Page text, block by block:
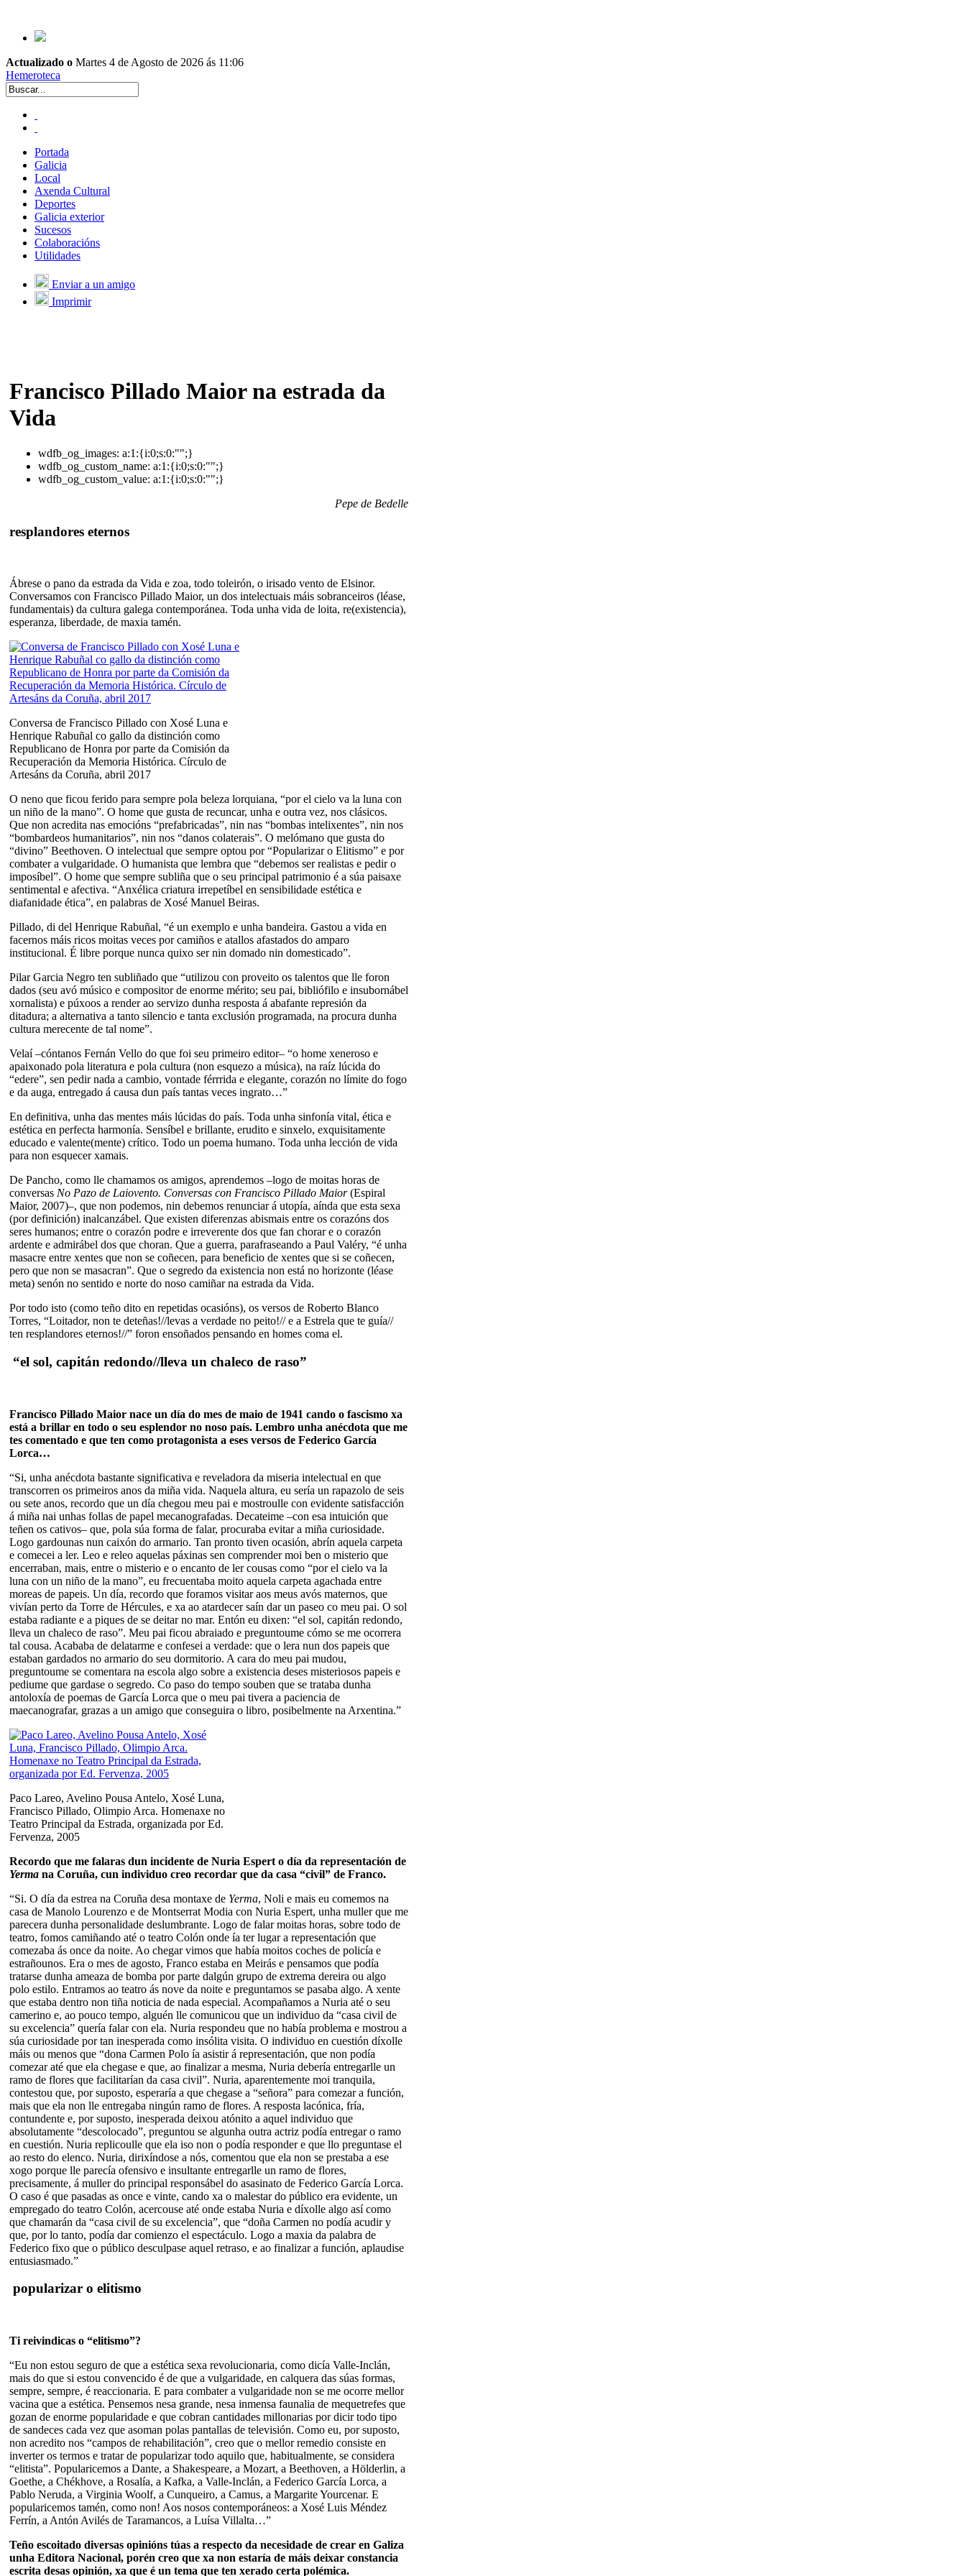
Actualizado o Martes 4 de Agosto de 2026 ás 11:06
Hemeroteca
Portada
Galicia
Local
Axenda Cultural
Deportes
Galicia exterior
Sucesos
Colaboracións
Utilidades
Enviar a un amigo
Imprimir
Francisco Pillado Maior na estrada da
Vida
wdfb_og_images: a:1:{i:0;s:0:"";}
wdfb_og_custom_name: a:1:{i:0;s:0:"";}
wdfb_og_custom_value: a:1:{i:0;s:0:"";}
Pepe de Bedelle
resplandores eternos
Ábrese o pano da estrada da Vida e zoa, todo toleirón, o irisado vento de Elsinor.
Conversamos con Francisco Pillado Maior, un dos intelectuais máis sobranceiros (léase,
fundamentais) da cultura galega contemporánea. Toda unha vida de loita, re(existencia),
esperanza, liberdade, de maxia tamén.
Conversa de Francisco Pillado con Xosé Luna e
Henrique Rabuñal co gallo da distinción como
Republicano de Honra por parte da Comisión da
Recuperación da Memoria Histórica. Círculo de
Artesáns da Coruña, abril 2017
O neno que ficou ferido para sempre pola beleza lorquiana, “por el cielo va la luna con
un niño de la mano”. O home que gusta de recuncar, unha e outra vez, nos clásicos.
Que non acredita nas emocións “prefabricadas”, nin nas “bombas intelixentes”, nin nos
“bombardeos humanitarios”, nin nos “danos colaterais”. O melómano que gusta do
“divino” Beethoven. O intelectual que sempre optou por “Popularizar o Elitismo” e por
combater a vulgaridade. O humanista que lembra que “debemos ser realistas e pedir o
imposíbel”. O home que sempre subliña que o seu principal patrimonio é a súa paisaxe
sentimental e afectiva. “Anxélica criatura irrepetíbel en sensibilidade estética e
diafanidade ética”, en palabras de Xosé Manuel Beiras.
Pillado, di del Henrique Rabuñal, “é un exemplo e unha bandeira. Gastou a vida en
facernos máis ricos moitas veces por camiños e atallos afastados do amparo
institucional. É libre porque nunca quixo ser nin domado nin domesticado”.
Pilar Garcia Negro ten subliñado que “utilizou con proveito os talentos que lle foron
dados (seu avó músico e compositor de enorme mérito; seu pai, bibliófilo e insubornábel
xornalista) e púxoos a render ao servizo dunha resposta á abafante represión da
ditadura; a alternativa a tanto silencio e tanta exclusión programada, na procura dunha
cultura merecente de tal nome”.
Velaí –cóntanos Fernán Vello do que foi seu primeiro editor– “o home xeneroso e
apaixonado pola literatura e pola cultura (non esquezo a música), na raíz lúcida do
“edere”, sen pedir nada a cambio, vontade férrrida e elegante, corazón no límite do fogo
e da auga, entregado á causa dun país tantas veces ingrato…”
En definitiva, unha das mentes máis lúcidas do país. Toda unha sinfonía vital, ética e
estética en perfecta harmonía. Sensíbel e brillante, erudito e sinxelo, exquisitamente
educado e valente(mente) crítico. Todo un poema humano. Toda unha lección de vida
para non esquecer xamais.
De Pancho, como lle chamamos os amigos, aprendemos –logo de moitas horas de
conversas No Pazo de Laiovento. Conversas con Francisco Pillado Maior(Espiral
Maior, 2007)–, que non podemos, nin debemos renunciar á utopía, aínda que esta sexa
(por definición) inalcanzábel. Que existen diferenzas abismais entre os corazóns dos
seres humanos; entre o corazón podre e irreverente dos que fan chorar e o corazón
ardente e admirábel dos que choran. Que a guerra, parafraseando a Paul Valéry, “é unha
masacre entre xentes que non se coñecen, para beneficio de xentes que si se coñecen,
pero que non se masacran”. Que o segredo da existencia non está no horizonte (léase
meta) senón no sentido e norte do noso camiñar na estrada da Vida.
Por todo isto (como teño dito en repetidas ocasións), os versos de Roberto Blanco
Torres, “Loitador, non te deteñas!//levas a verdade no peito!// e a Estrela que te guía//
ten resplandores eternos!//” foron ensoñados pensando en homes coma el.
“el sol, capitán redondo//lleva un chaleco de raso”
Francisco Pillado Maior nace un día do mes de maio de 1941 cando o fascismo xa
está a brillar en todo o seu esplendor no noso país. Lembro unha anécdota que me
tes comentado e que ten como protagonista a eses versos de Federico García
Lorca…
“Si, unha anécdota bastante significativa e reveladora da miseria intelectual en que
transcorren os primeiros anos da miña vida. Naquela altura, eu sería un rapazolo de seis
ou sete anos, recordo que un día chegou meu pai e mostroulle con evidente satisfacción
á miña nai unhas follas de papel mecanografadas. Decateime –con esa intuición que
teñen os cativos– que, pola súa forma de falar, procuraba evitar a miña curiosidade.
Logo gardounas nun caixón do armario. Tan pronto tiven ocasión, abrín aquela carpeta
e comecei a ler. Leo e releo aquelas páxinas sen comprender moi ben o misterio que
encerraban, mais, entre o misterio e o encanto de ler cousas como “por el cielo va la
luna con un niño de la mano”, eu frecuentaba moito aquela carpeta agachada entre
moreas de papeis. Un día, recordo que foramos visitar aos meus avós maternos, que
vivían perto da Torre de Hércules, e xa ao atardecer saín dar un paseo co meu pai. O sol
estaba radiante e a piques de se deitar no mar. Entón eu dixen: “el sol, capitán redondo,
lleva un chaleco de raso”. Meu pai ficou abraiado e preguntoume cómo se me ocorrera
tal cousa. Acababa de delatarme e confesei a verdade: que o lera nun dos papeis que
estaban gardados no armario do seu dormitorio. A cara do meu pai mudou,
preguntoume se comentara na escola algo sobre a existencia deses misteriosos papeis e
pediume que gardase o segredo. Co paso do tempo souben que se trataba dunha
antoloxía de poemas de García Lorca que o meu pai tivera a paciencia de
maecanografar, grazas a un amigo que conseguira o libro, posibelmente na Arxentina.”
Paco Lareo, Avelino Pousa Antelo, Xosé Luna,
Francisco Pillado, Olimpio Arca. Homenaxe no
Teatro Principal da Estrada, organizada por Ed.
Fervenza, 2005
Recordo que me falaras dun incidente de Nuria Espert o día da representación de
Yerma na Coruña, cun individuo creo recordar que da casa “civil” de Franco.
“Si. O día da estrea na Coruña desa montaxe de Yerma, Noli e mais eu comemos na
casa de Manolo Lourenzo e de Montserrat Modia con Nuria Espert, unha muller que me
parecera dunha personalidade deslumbrante. Logo de falar moitas horas, sobre todo de
teatro, fomos camiñando até o teatro Colón onde ía ter lugar a representación que
comezaba ás once da noite. Ao chegar vimos que había moitos coches de policía e
estrañounos. Era o mes de agosto, Franco estaba en Meirás e pensamos que podía
tratarse dunha ameaza de bomba por parte dalgún grupo de extrema dereira ou algo
polo estilo. Entramos ao teatro ás nove da noite e preguntamos se pasaba algo. A xente
que estaba dentro non tiña noticia de nada especial. Acompañamos a Nuria até o seu
camerino e, ao pouco tempo, alguén lle comunicou que un individuo da “casa civil de
su excelencia” quería falar con ela. Nuria respondeu que no había problema e mostrou a
súa curiosidade por tan inesperada como insólita visita. O individuo en cuestión díxolle
máis ou menos que “dona Carmen Polo ía asistir á representación, que non podía
comezar até que ela chegase e que, ao finalizar a mesma, Nuria debería entregarlle un
ramo de flores que facilitarían da casa civil”. Nuria, aparentemente moi tranquila,
contestou que, por suposto, esperaría a que chegase a “señora” para comezar a función,
mais que ela non lle entregaba ningún ramo de flores. A resposta lacónica, fría,
contundente e, por suposto, inesperada deixou atónito a aquel individuo que
absolutamente “descolocado”, preguntou se algunha outra actriz podía entregar o ramo
en cuestión. Nuria replicoulle que ela iso non o podía responder e que llo preguntase el
ao resto do elenco. Nuria, dirixíndose a nós, comentou que ela non se prestaba a ese
xogo porque lle parecía ofensivo e insultante entregarlle un ramo de flores,
precisamente, á muller do principal responsábel do asasinato de Federico García Lorca.
O caso é que pasadas as once e vinte, cando xa o malestar do público era evidente, un
empregado do teatro Colón, acercouse até onde estaba Nuria e díxolle algo así como
que chamarán da “casa civil de su excelencia”, que “doña Carmen no podía acudir y
que, por lo tanto, podía dar comienzo el espectáculo. Logo a maxia da palabra de
Federico fixo que o público desculpase aquel retraso, e ao finalizar a función, aplaudise
entusiasmado.”
popularizar o elitismo
Ti reivindicas o “elitismo”?
“Eu non estou seguro de que a estética sexa revolucionaria, como dicía Valle-Inclán,
mais do que si estou convencido é de que a vulgaridade, en calquera das súas formas,
sempre, sempre, é reaccionaria. E para combater a vulgaridade non se me ocorre mellor
vacina que a estética. Pensemos nesa grande, nesa inmensa faunalia de mequetrefes que
gozan de enorme popularidade e que cobran cantidades millonarias por dicir todo tipo
de sandeces cada vez que asoman polas pantallas de televisión. Como eu, por suposto,
non acredito nos “campos de rehabilitación”, creo que o mellor remedio consiste en
inverter os termos e tratar de popularizar todo aquilo que, habitualmente, se considera
“elitista”. Popularicemos a Dante, a Shakespeare, a Mozart, a Beethoven, a Hölderlin, a
Goethe, a Chékhove, a Rosalía, a Kafka, a Valle-Inclán, a Federico García Lorca, a
Pablo Neruda, a Virginia Woolf, a Cunqueiro, a Camus, a Margarite Yourcenar. E
popularicemos tamén, como non! Aos nosos contemporáneos: a Xosé Luis Méndez
Ferrín, a Antón Avilés de Taramancos, a Luísa Villalta…”
Teño escoitado diversas opinións túas a respecto da necesidade de crear en Galiza
unha Editora Nacional, porén creo que xa non estaría de máis deixar constancia
escrita desas opinión, xa que é un tema que ten xerado certa polémica.